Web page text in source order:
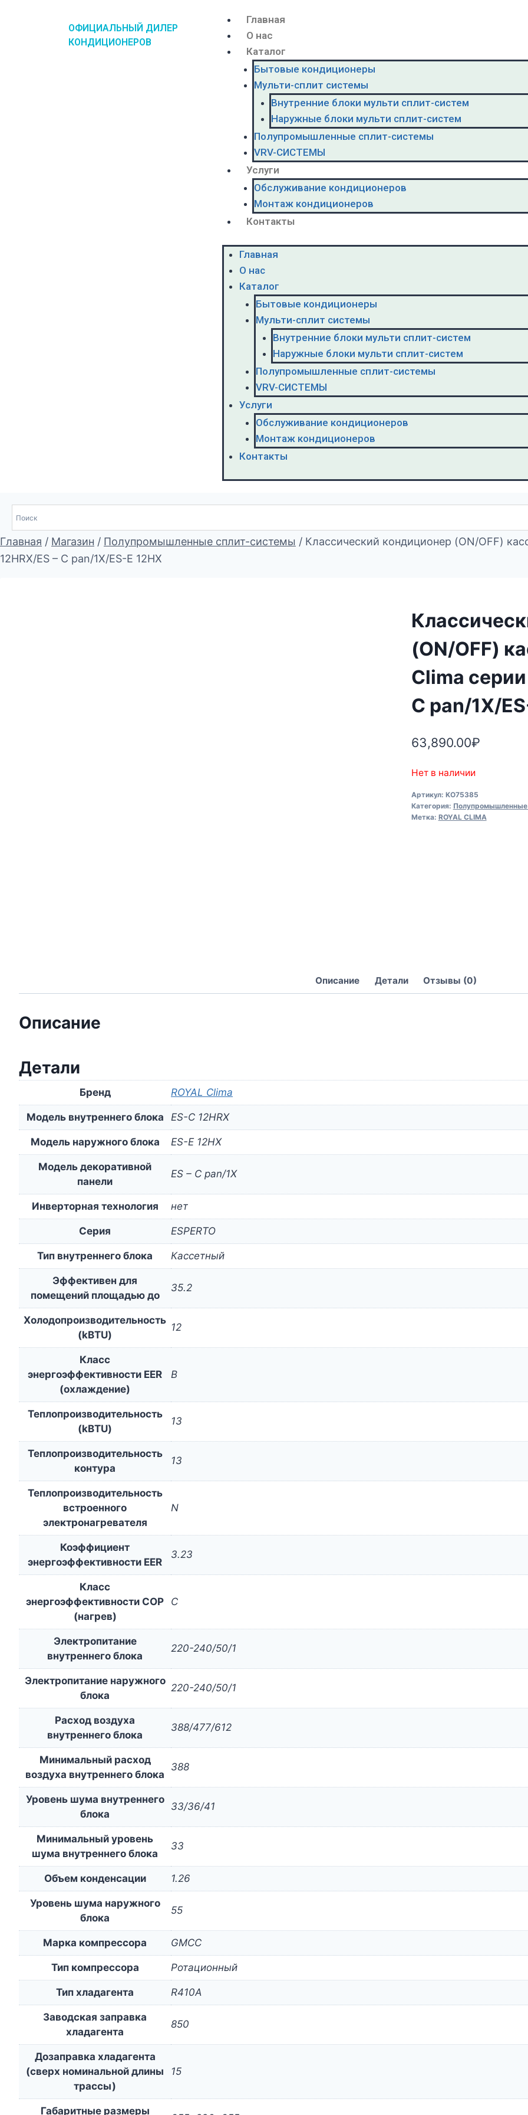
ОФИЦИАЛЬНЫЙ ДИЛЕР
КОНДИЦИОНЕРОВ
Главная
О нас
Каталог
Бытовые кондиционеры
Мульти-сплит системы
Внутренние блоки мульти сплит-систем
Наружные блоки мульти сплит-систем
Полупромышленные сплит-системы
VRV-CИСТЕМЫ
Услуги
Обслуживание кондиционеров
Монтаж кондиционеров
Контакты
Главная
О нас
Каталог
Бытовые кондиционеры
Мульти-сплит системы
Внутренние блоки мульти сплит-систем
Наружные блоки мульти сплит-систем
Полупромышленные сплит-системы
VRV-CИСТЕМЫ
Услуги
Обслуживание кондиционеров
Монтаж кондиционеров
Контакты
Главная / Магазин / Полупромышленные сплит-системы / Классический кондиционер (ON/OFF)
12HRX/ES – C pan/1X/ES-E 12HX
(ON/OFF)
Clima
C pan/1X/
63,890.00₽
Нет в наличии
Артикул: KO75385
Категория:
Метка: ROYAL CLIMA
Описание Детали Отзывы (0)
Описание
Детали
Бренд ROYAL Clima
Модель внутреннего блока ES-C 12HRX
Модель наружного блока ES-E 12HX
Модель декоративной
панели
ES – C pan/1X
Инверторная технология нет
Серия ESPERTO
Тип внутреннего блока Кассетный
Эффективен для
помещений площадью до
35.2
Холодопроизводительность
(kBTU)
12
Класс
энергоэффективности EER
(охлаждение)
B
Теплопроизводительность
(kBTU)
13
Теплопроизводительность
контура
13
Теплопроизводительность
встроенного
электронагревателя
N
Коэффициент
энергоэффективности EER
3.23
Класс
энергоэффективности COP
(нагрев)
C
Электропитание
внутреннего блока
220-240/50/1
Электропитание наружного
блока
220-240/50/1
Расход воздуха
внутреннего блока
388/477/612
Минимальный расход
воздуха внутреннего блока
388
Уровень шума внутреннего
блока
33/36/41
Минимальный уровень
шума внутреннего блока
33
Объем конденсации 1.26
Уровень шума наружного
блока
55
Марка компрессора GMCC
Тип компрессора Ротационный
Тип хладагента R410A
Заводская заправка
хладагента
850
Дозаправка хладагента
(сверх номинальной длины
трассы)
15
Габаритные размеры